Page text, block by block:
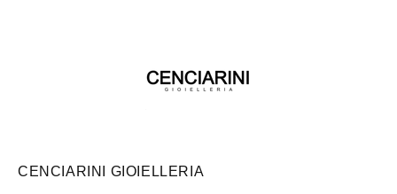
CENCIARINI GIOIELLERIA